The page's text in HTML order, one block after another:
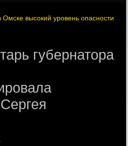
Омске высокий уровень опасности
губернатора